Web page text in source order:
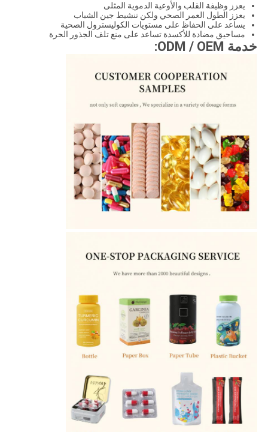
يعزز وظيفة القلب والأوعية الدموية المثلى
يعزز الطول العمر الصحي ولكن تنشيط جين الشباب
يساعد على الحفاظ على مستويات الكوليسترول الصحية
مساحيق مضادة للأكسدة تساعد على منع تلف الجذور الحرة
خدمة ODM / OEM: